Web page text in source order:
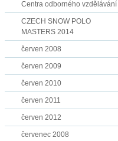
Centra odborného vzdělávání
CZECH SNOW POLO
MASTERS 2014
červen 2008
červen 2009
červen 2010
červen 2011
červen 2012
červenec 2008